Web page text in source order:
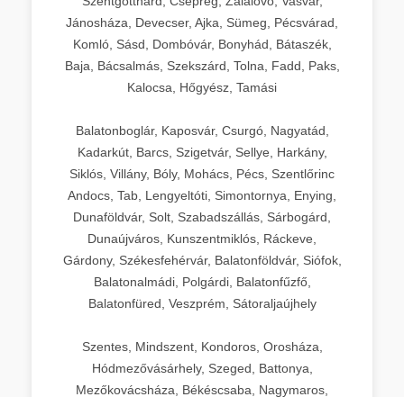
Jánosháza, Devecser, Ajka, Sümeg, Pécsvárad,
Komló, Sásd, Dombóvár, Bonyhád, Bátaszék,
Baja, Bácsalmás, Szekszárd, Tolna, Fadd, Paks,
Kalocsa, Hőgyész, Tamási
Balatonboglár, Kaposvár, Csurgó, Nagyatád,
Kadarkút, Barcs, Szigetvár, Sellye, Harkány,
Siklós, Villány, Bóly, Mohács, Pécs, Szentlőrinc
Andocs, Tab, Lengyeltóti, Simontornya, Enying,
Dunaföldvár, Solt, Szabadszállás, Sárbogárd,
Dunaújváros, Kunszentmiklós, Ráckeve,
Gárdony, Székesfehérvár, Balatonföldvár, Siófok,
Balatonalmádi, Polgárdi, Balatonfűzfő,
Balatonfüred, Veszprém, Sátoraljaújhely
Szentes, Mindszent, Kondoros, Orosháza,
Hódmezővásárhely, Szeged, Battonya,
Mezőkovácsháza, Békéscsaba, Nagymaros,